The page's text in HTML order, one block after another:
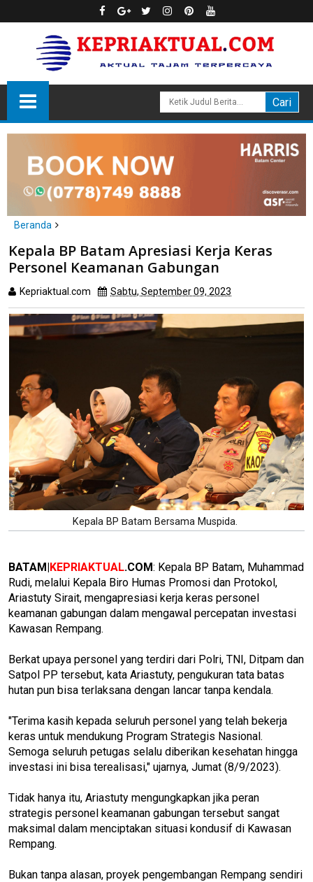
Beranda
Kepala BP Batam Apresiasi Kerja Keras Personel Keamanan
Kepala BP Batam Apresiasi Kerja Keras
Personel Keamanan Gabungan
Kepriaktual.com Sabtu, September 09, 2023
Kepala BP Batam Bersama Muspida.
BATAM|KEPRIAKTUAL.COM: Kepala BP Batam, Muhammad
Rudi, melalui Kepala Biro Humas Promosi dan Protokol,
Ariastuty Sirait, mengapresiasi kerja keras personel
keamanan gabungan dalam mengawal percepatan investasi
Kawasan Rempang.
Berkat upaya personel yang terdiri dari Polri, TNI, Ditpam dan
Satpol PP tersebut, kata Ariastuty, pengukuran tata batas
hutan pun bisa terlaksana dengan lancar tanpa kendala.
"Terima kasih kepada seluruh personel yang telah bekerja
keras untuk mendukung Program Strategis Nasional.
Semoga seluruh petugas selalu diberikan kesehatan hingga
investasi ini bisa terealisasi," ujarnya, Jumat (8/9/2023).
Tidak hanya itu, Ariastuty mengungkapkan jika peran
strategis personel keamanan gabungan tersebut sangat
maksimal dalam menciptakan situasi kondusif di Kawasan
Rempang.
Bukan tanpa alasan, proyek pengembangan Rempang sendiri